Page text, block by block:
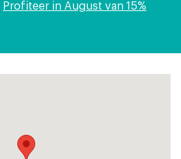
Profiteer in August van 15%